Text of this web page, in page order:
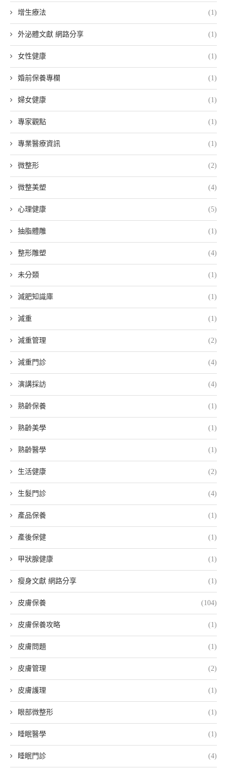
增生療法 (1)
外泌體文獻 網路分享 (1)
女性健康 (1)
婚前保養專欄 (1)
婦女健康 (1)
專家觀點 (1)
專業醫療資訊 (1)
微整形 (2)
微整美塑 (4)
心理健康 (5)
抽脂體雕 (1)
整形雕塑 (4)
未分類 (1)
減肥知識庫 (1)
減重 (1)
減重管理 (2)
減重門診 (4)
演講採訪 (4)
熟齡保養 (1)
熟齡美學 (1)
熟齡醫學 (1)
生活健康 (2)
生髮門診 (4)
產品保養 (1)
產後保健 (1)
甲狀腺健康 (1)
瘦身文獻 網路分享 (1)
皮膚保養 (104)
皮膚保養攻略 (1)
皮膚問題 (1)
皮膚管理 (2)
皮膚護理 (1)
眼部微整形 (1)
睡眠醫學 (1)
睡眠門診 (4)